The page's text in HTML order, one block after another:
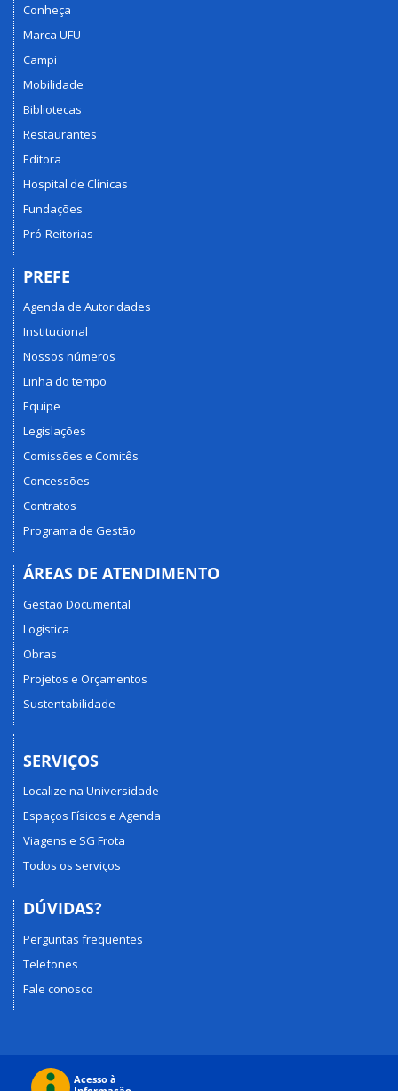
Conheça
Marca UFU
Campi
Mobilidade
Bibliotecas
Restaurantes
Editora
Hospital de Clínicas
Fundações
Pró-Reitorias
PREFE
Agenda de Autoridades
Institucional
Nossos números
Linha do tempo
Equipe
Legislações
Comissões e Comitês
Concessões
Contratos
Programa de Gestão
ÁREAS DE ATENDIMENTO
Gestão Documental
Logística
Obras
Projetos e Orçamentos
Sustentabilidade
SERVIÇOS
Localize na Universidade
Espaços Físicos e Agenda
Viagens e SG Frota
Todos os serviços
DÚVIDAS?
Perguntas frequentes
Telefones
Fale conosco